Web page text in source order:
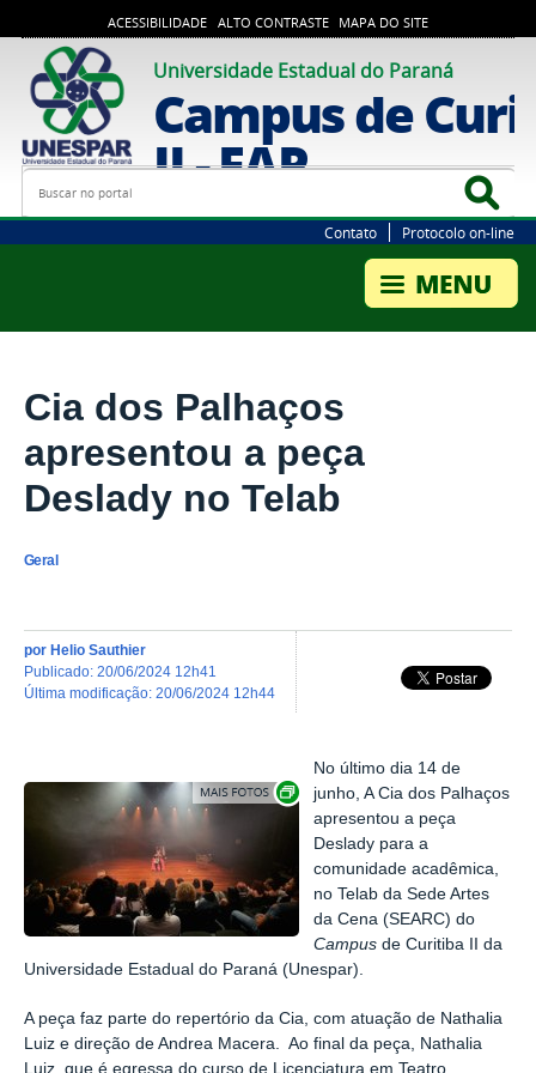
ACESSIBILIDADE ALTO CONTRASTE MAPA DO SITE
Universidade Estadual do Paraná
Campus de
II - FAP
Busca
Contato Protocolo on-line
Cia dos Palhaços
apresentou a peça
Deslady no Telab
Geral
por Helio Sauthier
publicado: 20/06/2024 12h41
última modificação: 20/06/2024 12h44
Exibir carrossel de imagens
No último dia 14 de
junho, A Cia dos Palhaços
apresentou a peça
Deslady para a
comunidade acadêmica,
no Telab da Sede Artes
da Cena (SEARC) do
Campus de Curitiba II da
Universidade Estadual do Paraná (Unespar).
A peça faz parte do repertório da Cia, com atuação de Nathalia
Luiz e direção de Andrea Macera. Ao final da peça, Nathalia
Luiz, que é egressa do curso de Licenciatura em Teatro,